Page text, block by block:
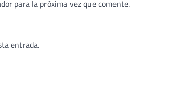
para la próxima vez que comente.
entrada.